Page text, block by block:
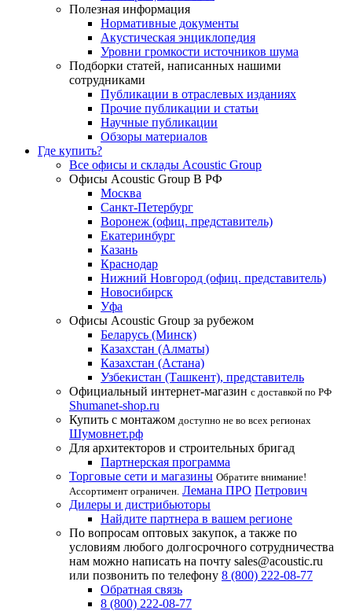
Полезная информация
Нормативные документы
Акустическая энциклопедия
Уровни громкости источников шума
Подборки статей, написанных нашими
сотрудниками
Публикации в отраслевых изданиях
Прочие публикации и статьи
Научные публикации
Обзоры материалов
Где купить?
Все офисы и склады Acoustic Group
Офисы Acoustic Group В РФ
Москва
Санкт-Петербург
Воронеж (офиц. представитель)
Екатеринбург
Казань
Краснодар
Нижний Новгород (офиц. представитель)
Новосибирск
Уфа
Офисы Acoustic Group за рубежом
Беларусь (Минск)
Казахстан (Алматы)
Казахстан (Астана)
Узбекистан (Ташкент), представитель
Официальный интернет-магазин с доставкой по РФ
Shumanet-shop.ru
Купить с монтажом доступно не во всех регионах
Шумовнет.рф
Для архитекторов и строительных бригад
Партнерская программа
Торговые сети и магазины Обратите внимание!
Ассортимент ограничен. Лемана ПРО Петрович
Дилеры и дистрибьюторы
Найдите партнера в вашем регионе
По вопросам оптовых закупок, а также по
условиям любого долгосрочного сотрудничества
нам можно написать на почту sales@acoustic.ru
или позвонить по телефону 8 (800) 222-08-77
Обратная связь
8 (800) 222-08-77